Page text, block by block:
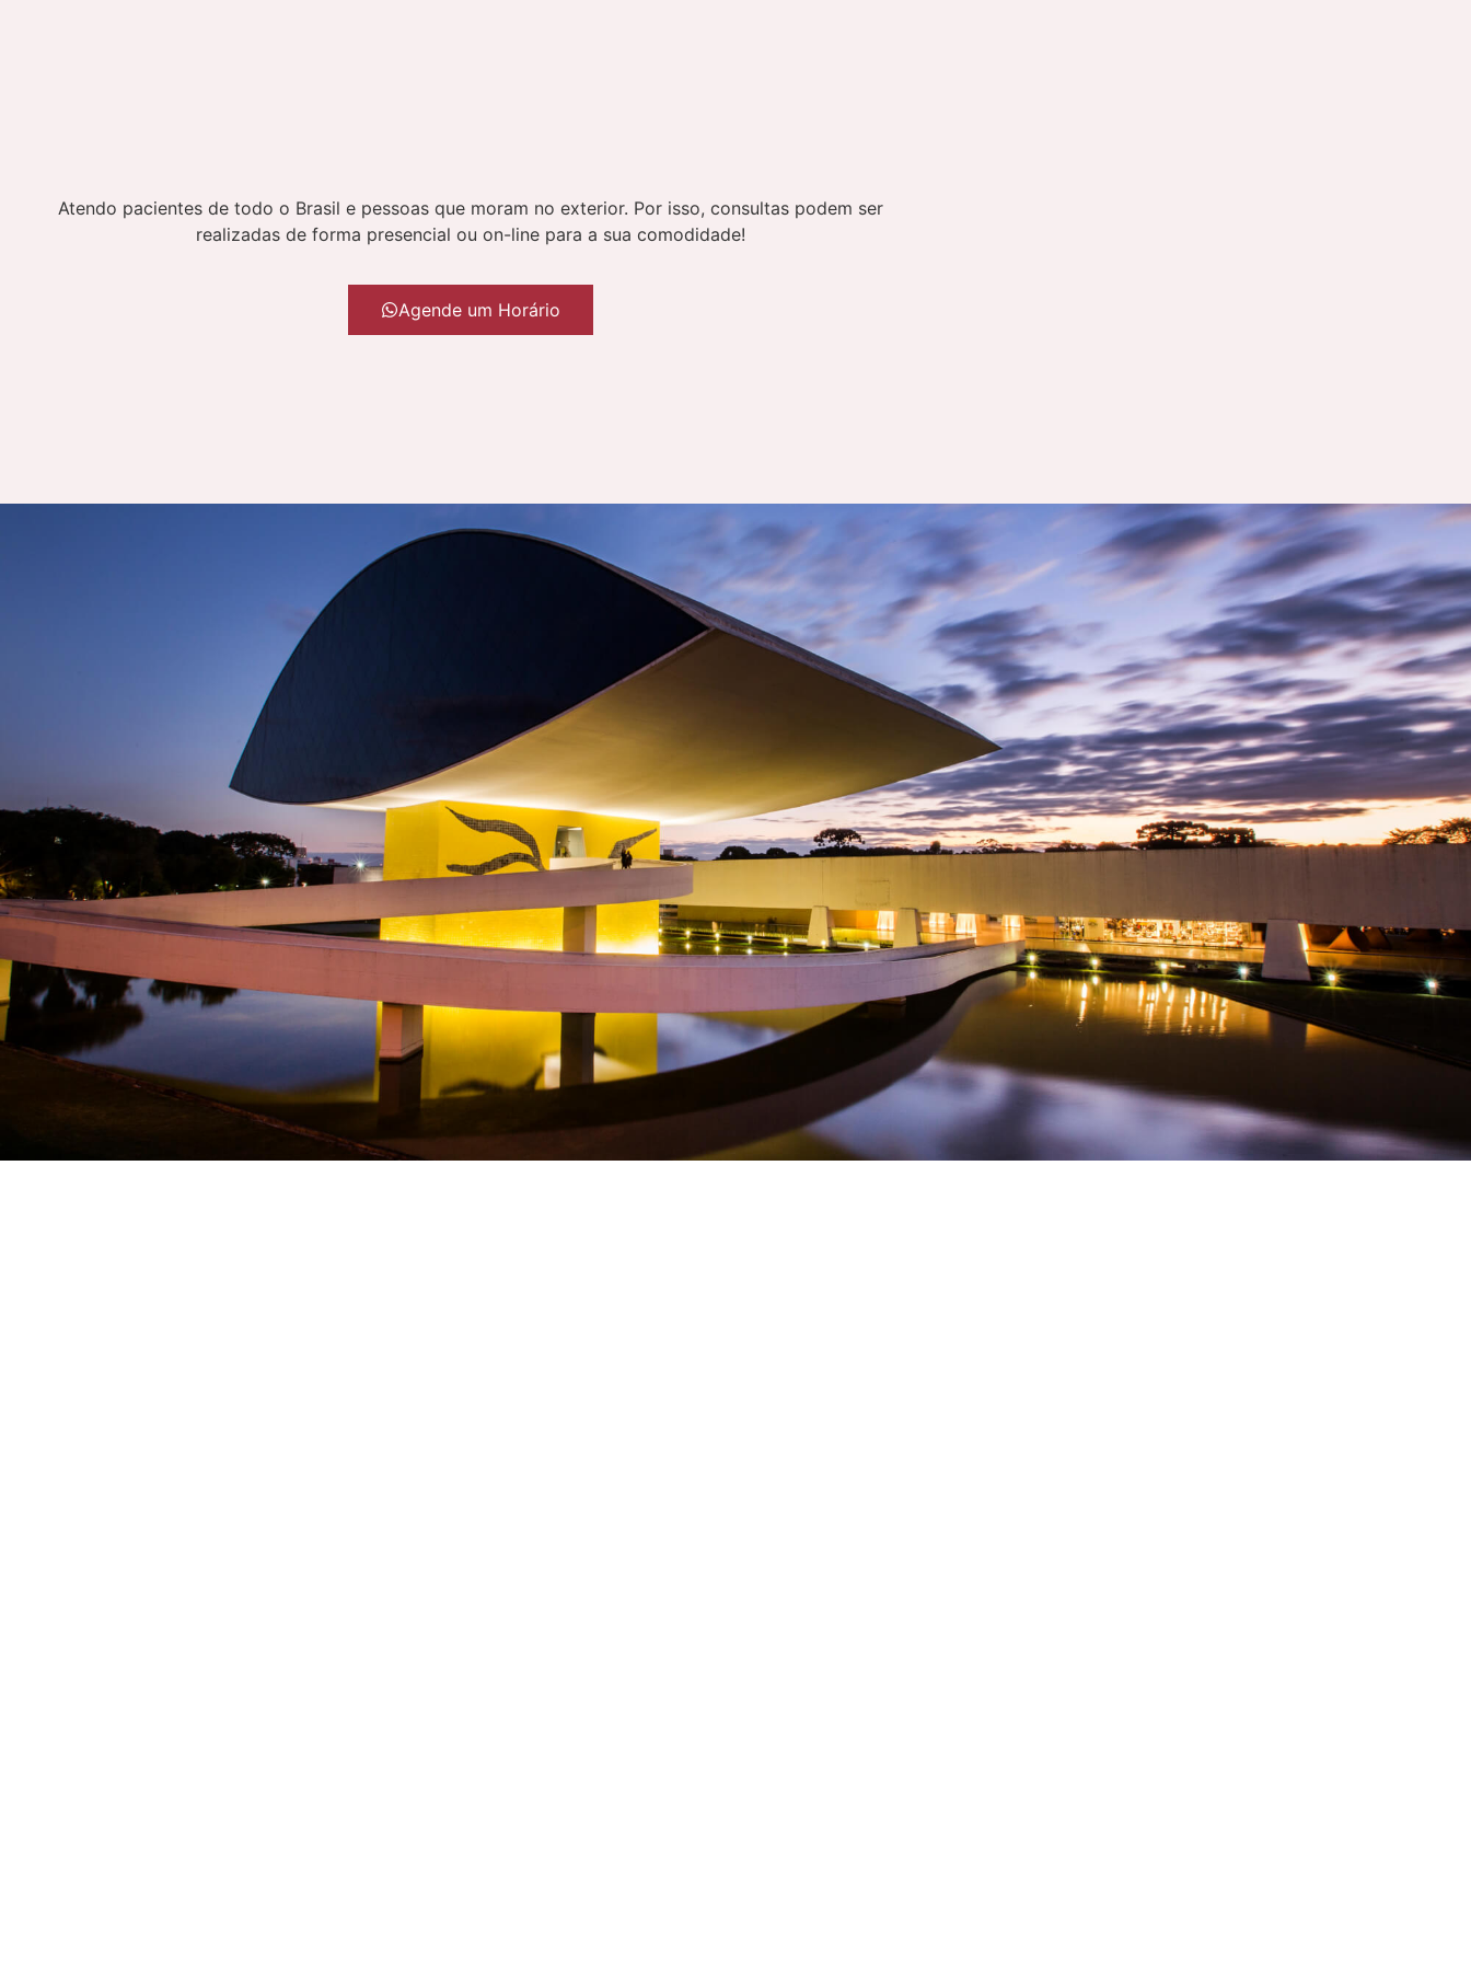
Atendo pacientes de todo o Brasil e pessoas que moram no exterior. Por isso, consultas podem ser
realizadas de forma presencial ou on-line para a sua comodidade!
Agende um Horário